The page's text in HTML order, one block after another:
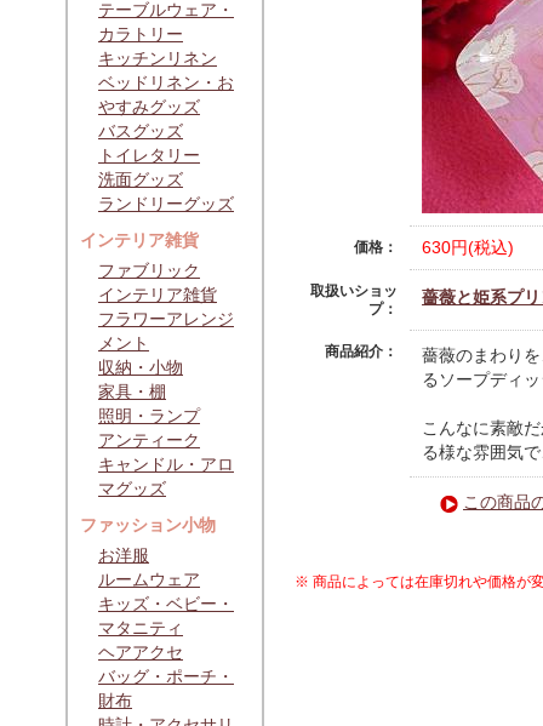
テーブルウェア・
カラトリー
キッチンリネン
ベッドリネン・お
やすみグッズ
バスグッズ
トイレタリー
洗面グッズ
ランドリーグッズ
インテリア雑貨
ファブリック
インテリア雑貨
フラワーアレンジ
メント
収納・小物
家具・棚
照明・ランプ
アンティーク
キャンドル・アロ
マグッズ
ファッション小物
お洋服
ルームウェア
キッズ・ベビー・
マタニティ
ヘアアクセ
バッグ・ポーチ・
財布
価格： 630円(税込)
取扱いショッ
プ：
薔薇と姫系プ
商品紹介：
薔薇のまわり
るソープディ
こんなに素敵
る様な雰囲気
この商品
※ 商品によっては在庫切れや価格が